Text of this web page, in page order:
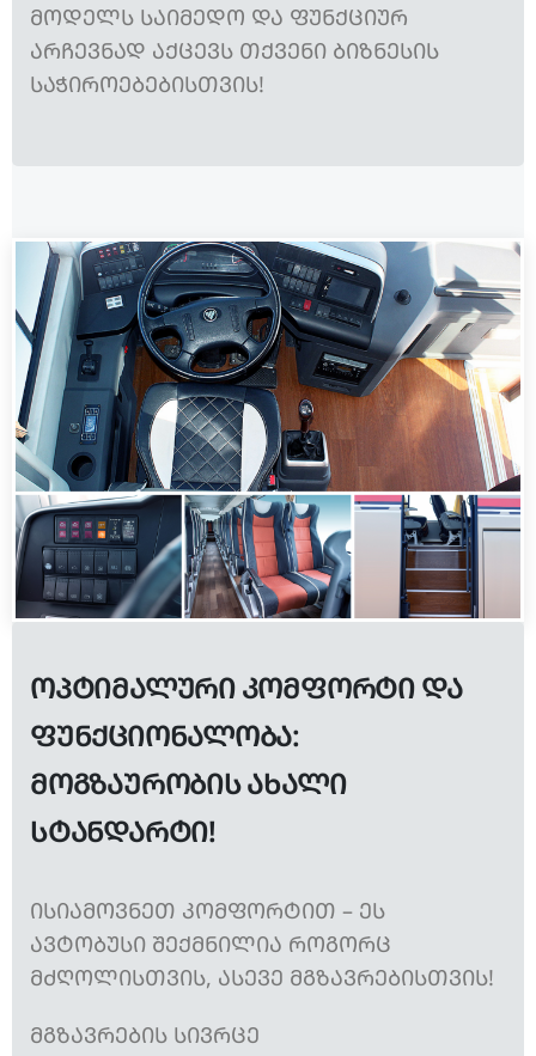
ᲛᲝᲓᲔᲚᲡ ᲡᲐᲘᲛᲔᲓᲝ ᲓᲐ ᲤᲣᲜᲥᲪᲘᲣᲠ
ᲐᲠᲩᲔᲕᲜᲐᲓ ᲐᲥᲪᲔᲕᲡ ᲗᲥᲕᲔᲜᲘ ᲑᲘᲖᲜᲔᲡᲘᲡ
ᲡᲐᲭᲘᲠᲝᲔᲑᲔᲑᲘᲡᲗᲕᲘᲡ!
ᲝᲞᲢᲘᲛᲐᲚᲣᲠᲘ ᲙᲝᲛᲤᲝᲠᲢᲘ ᲓᲐ
ᲤᲣᲜᲥᲪᲘᲝᲜᲐᲚᲝᲑᲐ:
ᲛᲝᲒᲖᲐᲣᲠᲝᲑᲘᲡ ᲐᲮᲐᲚᲘ
ᲡᲢᲐᲜᲓᲐᲠᲢᲘ!
ᲘᲡᲘᲐᲛᲝᲕᲜᲔᲗ ᲙᲝᲛᲤᲝᲠᲢᲘᲗ – ᲔᲡ
ᲐᲕᲢᲝᲑᲣᲡᲘ ᲨᲔᲥᲛᲜᲘᲚᲘᲐ ᲠᲝᲒᲝᲠᲪ
ᲛᲫᲦᲝᲚᲘᲡᲗᲕᲘᲡ, ᲐᲡᲔᲕᲔ ᲛᲒᲖᲐᲕᲠᲔᲑᲘᲡᲗᲕᲘᲡ!
ᲛᲒᲖᲐᲕᲠᲔᲑᲘᲡ ᲡᲘᲕᲠᲪᲔ